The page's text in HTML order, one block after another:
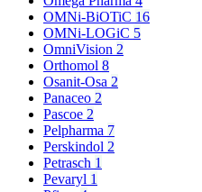
OMNi-BiOTiC 16
OMNi-LOGiC 5
OmniVision 2
Orthomol 8
Osanit-Osa 2
Panaceo 2
Pascoe 2
Pelpharma 7
Perskindol 2
Petrasch 1
Pevaryl 1